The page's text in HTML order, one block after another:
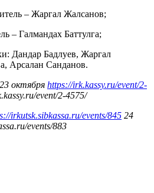
– Жаргал Жалсанов;
– Галмандах Баттулга;
Дандар Бадлуев, Жаргал
Арсалан Санданов.
октября https://irk.kassy.ru/event/2-
event/2-4575/
irkutsk.sibkassa.ru/events/845 24
events/883